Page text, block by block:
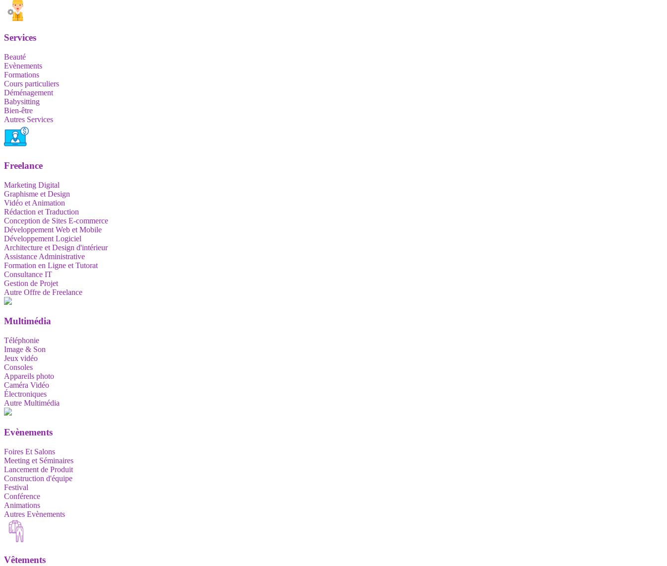
Services
Beauté
Evènements
Formations
Cours particuliers
Déménagement
Babysitting
Bien-être
Autres Services
Freelance
Marketing Digital
Graphisme et Design
Vidéo et Animation
Rédaction et Traduction
Conception de Sites E-commerce
Développement Web et Mobile
Développement Logiciel
Architecture et Design d'intérieur
Assistance Administrative
Formation en Ligne et Tutorat
Consultance IT
Gestion de Projet
Autre Offre de Freelance
Multimédia
Téléphonie
Image & Son
Jeux vidéo
Consoles
Appareils photo
Caméra Vidéo
Électroniques
Autre Multimédia
Evènements
Foires Et Salons
Meeting et Séminaires
Lancement de Produit
Construction d'équipe
Festival
Conférence
Animations
Autres Evènements
Vêtements